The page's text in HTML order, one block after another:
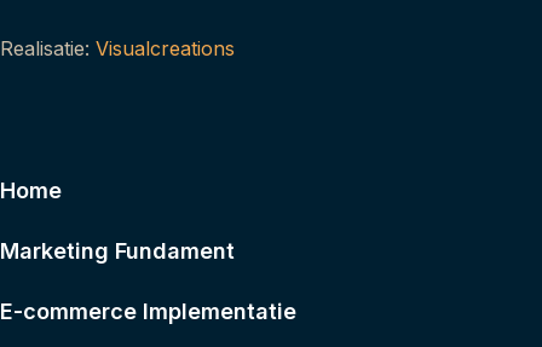
Realisatie: Visualcreations
Home
Marketing Fundament
E-commerce Implementatie